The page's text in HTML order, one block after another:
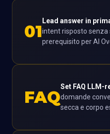
01
Lead answer in
intent risposto
prerequisito per AI
FAQ
Set FAQ LLM-
domande
secca e corpo